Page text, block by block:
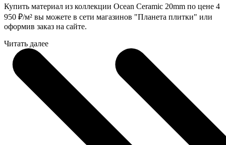
Купить материал из коллекции Ocean Ceramic 20mm по цене 4
950 ₽/м² вы можете в сети магазинов "Планета плитки" или
оформив заказ на сайте.
Читать далее